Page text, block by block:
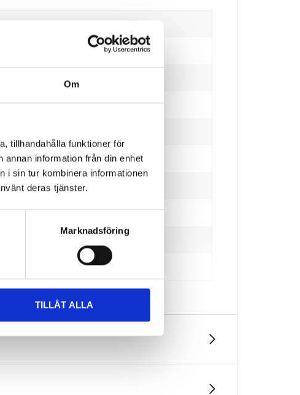
Om
tillhandahålla funktioner för
information från din enhet
i sin tur kombinera informationen
deras tjänster.
Marknadsföring
TILLÅT ALLA